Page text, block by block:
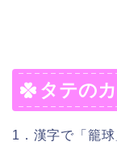
タテの
1．漢字で「籠